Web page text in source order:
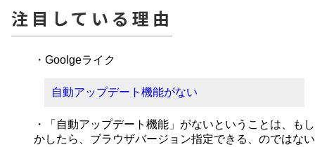
注目している理由
・Goolgeライク
自動アップデート機能がない
・「自動アップデート機能」がないということは、もし
かしたら、ブラウザバージョン指定できる、のではない